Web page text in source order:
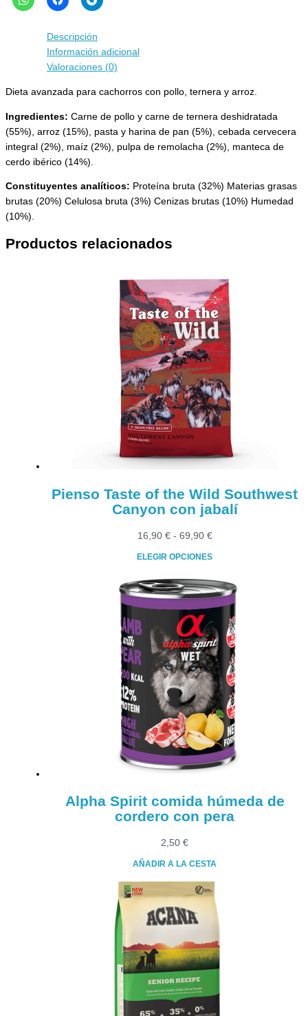
cachorros
Protectoras
Descripción
Información adicional
Valoraciones (0)
Dieta avanzada para cachorros con pollo, ternera y arroz.
Ingredientes: Carne de pollo y carne de ternera deshidratada
(55%), arroz (15%), pasta y harina de pan (5%), cebada cervecera
integral (2%), maíz (2%), pulpa de remolacha (2%), manteca de
cerdo ibérico (14%).
Constituyentes analíticos: Proteína bruta (32%) Materias grasas
brutas (20%) Celulosa bruta (3%) Cenizas brutas (10%) Humedad
(10%).
Productos relacionados
Pienso Taste of the Wild Southwest
Canyon con jabalí
16,90 € - 69,90 €Rango
desde
16,90 €
hasta
69,90 €
ELEGIR OPCIONES
Este
producto
tiene
múltiples
variantes.
Las
opciones
se
pueden
elegir
en
la
página
de
Alpha Spirit comida húmeda de
cordero con pera
2,50 €
AÑADIR A LA CESTA